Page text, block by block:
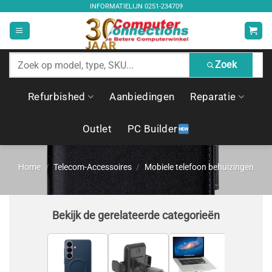
inhoud
INFORMATIELIJN 0251-234709
Zoek
producten
Zoek
Refurbished Aanbiedingen Reparatie
Outlet PC Builder
Home / Telecom-Accessoires / Mobiele telefoon behuizingen
Bekijk de gerelateerde categorieën